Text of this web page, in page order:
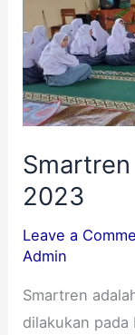
2023
Leave a
Admin
Smartren
dilakukan pada
2023